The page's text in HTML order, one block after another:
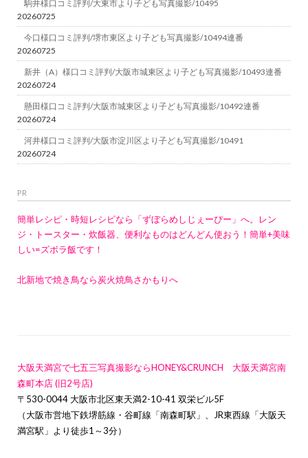
駒井様口コミ評判/大東市より子ども写真撮影/10495
20260725
今口様口コミ評判/堺市東区より子ども写真撮影/10494連番
20260725
新井（A）様口コミ評判/大阪市城東区より子ども写真撮影/10493連番
20260724
懸田様口コミ評判/大阪市城東区より子ども写真撮影/10492連番
20260724
河井様口コミ評判/大阪市淀川区より子ども写真撮影/10491
20260724
PR
簡単レシピ・時短レシピなら「ずぼらめしじぇーぴー」へ。レン
ジ・トースター・炊飯器、便利なものはどんどん使おう！簡単+美味
しい=ズボラ飯です！
北新地で焼き鳥なら炭火焼鳥さかもりへ
大阪天満宮で七五三写真撮影ならHONEY&CRUNCH 大阪天満宮南
森町本店 (旧2号店)
〒530-0044 大阪市北区東天満2-10-41 双栄ビル5F
（大阪市営地下鉄堺筋線・谷町線「南森町駅」、JR東西線「大阪天
満宮駅」より徒歩1～3分）